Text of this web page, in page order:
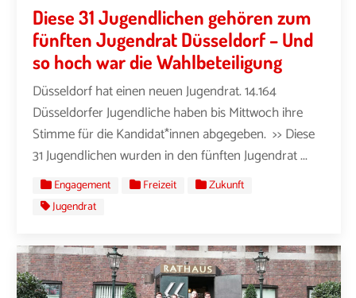
Diese 31 Jugendlichen gehören zum
fünften Jugendrat Düsseldorf – Und
so hoch war die Wahlbeteiligung
Düsseldorf hat einen neuen Jugendrat. 14.164
Düsseldorfer Jugendliche haben bis Mittwoch ihre
Stimme für die Kandidat*innen abgegeben. >> Diese
31 Jugendlichen wurden in den fünften Jugendrat ...
Engagement Freizeit
Zukunft
Jugendrat